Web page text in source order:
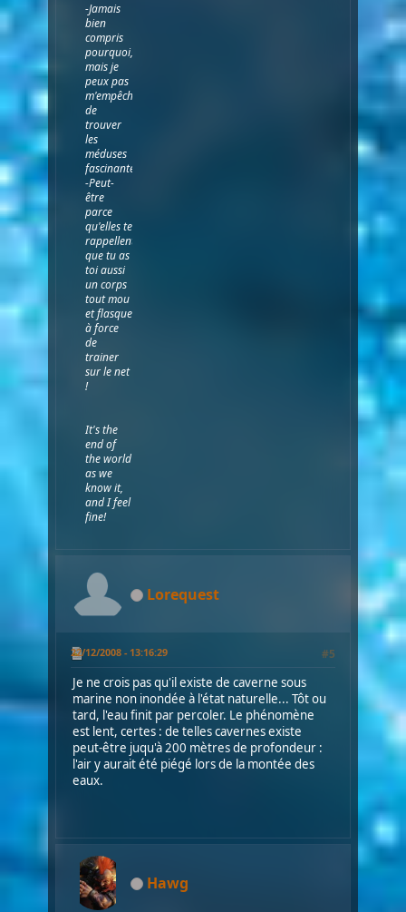
-Jamais
bien
compris
pourquoi,
mais je
peux pas
m'empêcher
de
trouver
les
méduses
fascinantes...
-Peut-
être
parce
qu'elles te
rappellent
que tu as
toi aussi
un corps
tout mou
et flasque
à force
de
trainer
sur le net
!
It's the
end of
the world
as we
know it,
and I feel
fine!
Lorequest
22/12/2008 - 13:16:29 #5
Je ne crois pas qu'il existe de caverne sous
marine non inondée à l'état naturelle... Tôt ou
tard, l'eau finit par percoler. Le phénomène
est lent, certes : de telles cavernes existe
peut-être juqu'à 200 mètres de profondeur :
l'air y aurait été piégé lors de la montée des
eaux.
Hawg